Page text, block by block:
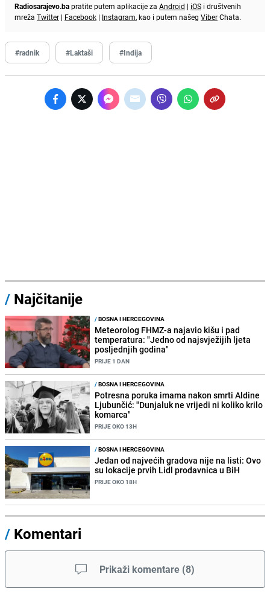
Radiosarajevo.bapratite putem aplikacije za Android | iOS i društvenih
mreža Twitter | Facebook | Instagram, kao i putem našeg ViberChata.
#radnik #Laktaši #Indija
/ Najčitanije
/BOSNA I HERCEGOVINA
Meteorolog FHMZ-a najavio kišu i pad
temperatura: "Jedno od najsvježijih ljeta
posljednjih godina"
PRIJE 1 DAN
/BOSNA I HERCEGOVINA
Potresna poruka imama nakon smrti Aldine
Ljubunčić: "Dunjaluk ne vrijedi ni koliko krilo
komarca"
PRIJE OKO 13H
/BOSNA I HERCEGOVINA
Jedan od najvećih gradova nije na listi: Ovo
su lokacije prvih Lidl prodavnica u BiH
PRIJE OKO 18H
/ Komentari
Prikaži komentare (8)